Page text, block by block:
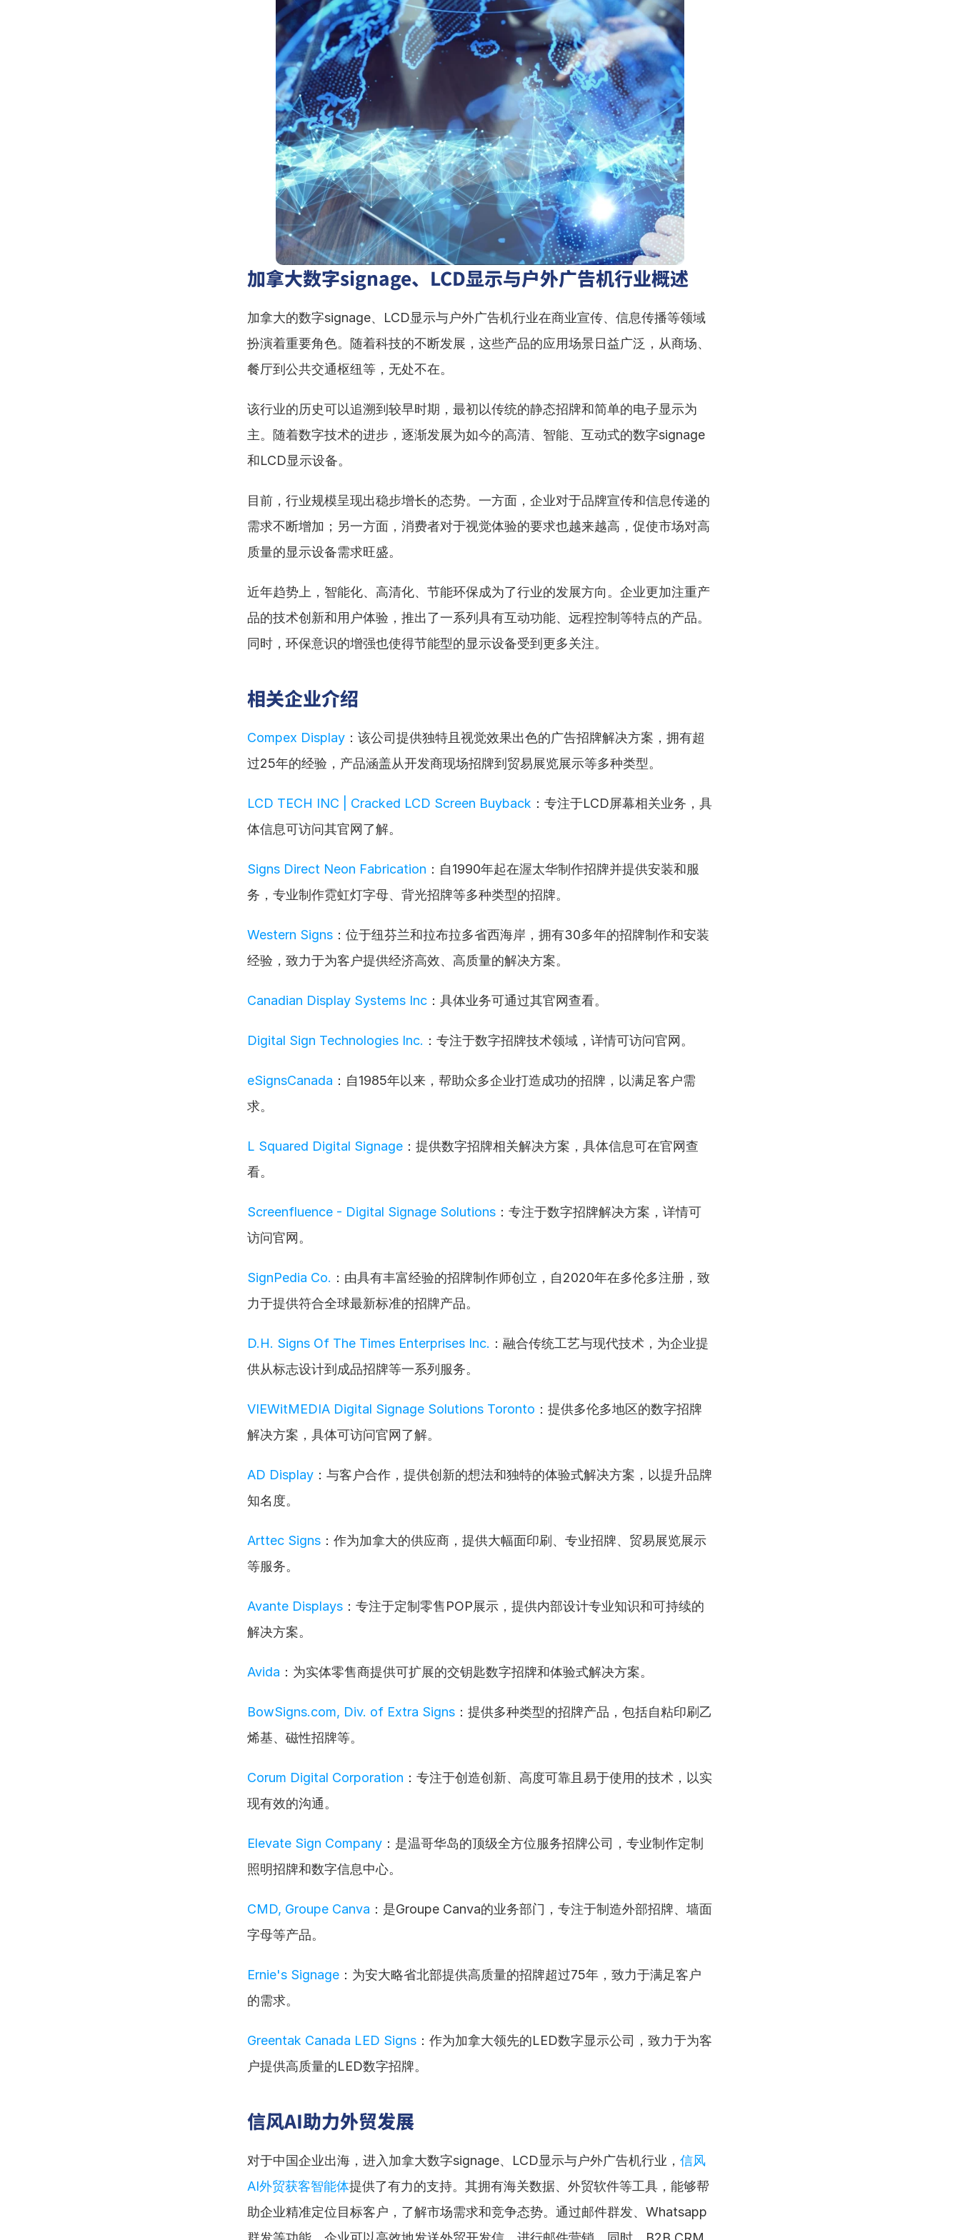
加拿大数字signage、LCD显示与户外广告机行业概述
加拿大的数字signage、LCD显示与户外广告机行业在商业宣传、信息传播等领域
扮演着重要角色。随着科技的不断发展，这些产品的应用场景日益广泛，从商场、
餐厅到公共交通枢纽等，无处不在。
该行业的历史可以追溯到较早时期，最初以传统的静态招牌和简单的电子显示为
主。随着数字技术的进步，逐渐发展为如今的高清、智能、互动式的数字signage
和LCD显示设备。
目前，行业规模呈现出稳步增长的态势。一方面，企业对于品牌宣传和信息传递的
需求不断增加；另一方面，消费者对于视觉体验的要求也越来越高，促使市场对高
质量的显示设备需求旺盛。
近年趋势上，智能化、高清化、节能环保成为了行业的发展方向。企业更加注重产
品的技术创新和用户体验，推出了一系列具有互动功能、远程控制等特点的产品。
同时，环保意识的增强也使得节能型的显示设备受到更多关注。
相关企业介绍
Compex Display ：该公司提供独特且视觉效果出色的广告招牌解决方案，拥有超
过25年的经验，产品涵盖从开发商现场招牌到贸易展览展示等多种类型。
LCD TECH INC | Cracked LCD Screen Buyback ：专注于LCD屏幕相关业务，具
体信息可访问其官网了解。
Signs Direct Neon Fabrication ：自1990年起在渥太华制作招牌并提供安装和服
务，专业制作霓虹灯字母、背光招牌等多种类型的招牌。
Western Signs ：位于纽芬兰和拉布拉多省西海岸，拥有30多年的招牌制作和安装
经验，致力于为客户提供经济高效、高质量的解决方案。
Canadian Display Systems Inc ：具体业务可通过其官网查看。
Digital Sign Technologies Inc. ：专注于数字招牌技术领域，详情可访问官网。
eSignsCanada ：自1985年以来，帮助众多企业打造成功的招牌，以满足客户需
求。
L Squared Digital Signage ：提供数字招牌相关解决方案，具体信息可在官网查
看。
Screenfluence - Digital Signage Solutions ：专注于数字招牌解决方案，详情可
访问官网。
SignPedia Co. ：由具有丰富经验的招牌制作师创立，自2020年在多伦多注册，致
力于提供符合全球最新标准的招牌产品。
D.H. Signs Of The Times Enterprises Inc. ：融合传统工艺与现代技术，为企业提
供从标志设计到成品招牌等一系列服务。
VIEWitMEDIA Digital Signage Solutions Toronto ：提供多伦多地区的数字招牌
解决方案，具体可访问官网了解。
AD Display ：与客户合作，提供创新的想法和独特的体验式解决方案，以提升品牌
知名度。
Arttec Signs ：作为加拿大的供应商，提供大幅面印刷、专业招牌、贸易展览展示
等服务。
Avante Displays ：专注于定制零售POP展示，提供内部设计专业知识和可持续的
解决方案。
Avida ：为实体零售商提供可扩展的交钥匙数字招牌和体验式解决方案。
BowSigns.com, Div. of Extra Signs ：提供多种类型的招牌产品，包括自粘印刷乙
烯基、磁性招牌等。
Corum Digital Corporation ：专注于创造创新、高度可靠且易于使用的技术，以实
现有效的沟通。
Elevate Sign Company ：是温哥华岛的顶级全方位服务招牌公司，专业制作定制
照明招牌和数字信息中心。
CMD, Groupe Canva ：是Groupe Canva的业务部门，专注于制造外部招牌、墙面
字母等产品。
Ernie's Signage ：为安大略省北部提供高质量的招牌超过75年，致力于满足客户
的需求。
Greentak Canada LED Signs ：作为加拿大领先的LED数字显示公司，致力于为客
户提供高质量的LED数字招牌。
信风AI助力外贸发展
对于中国企业出海，进入加拿大数字signage、LCD显示与户外广告机行业， 信风
AI外贸获客智能体提供了有力的支持。其拥有海关数据、外贸软件等工具，能够帮
助企业精准定位目标客户，了解市场需求和竞争态势。通过邮件群发、Whatsapp